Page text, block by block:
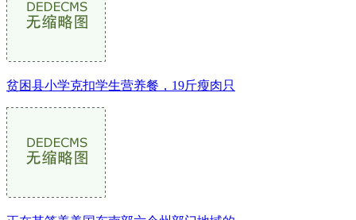
贫困县小学克扣学生营养餐，19斤瘦肉只